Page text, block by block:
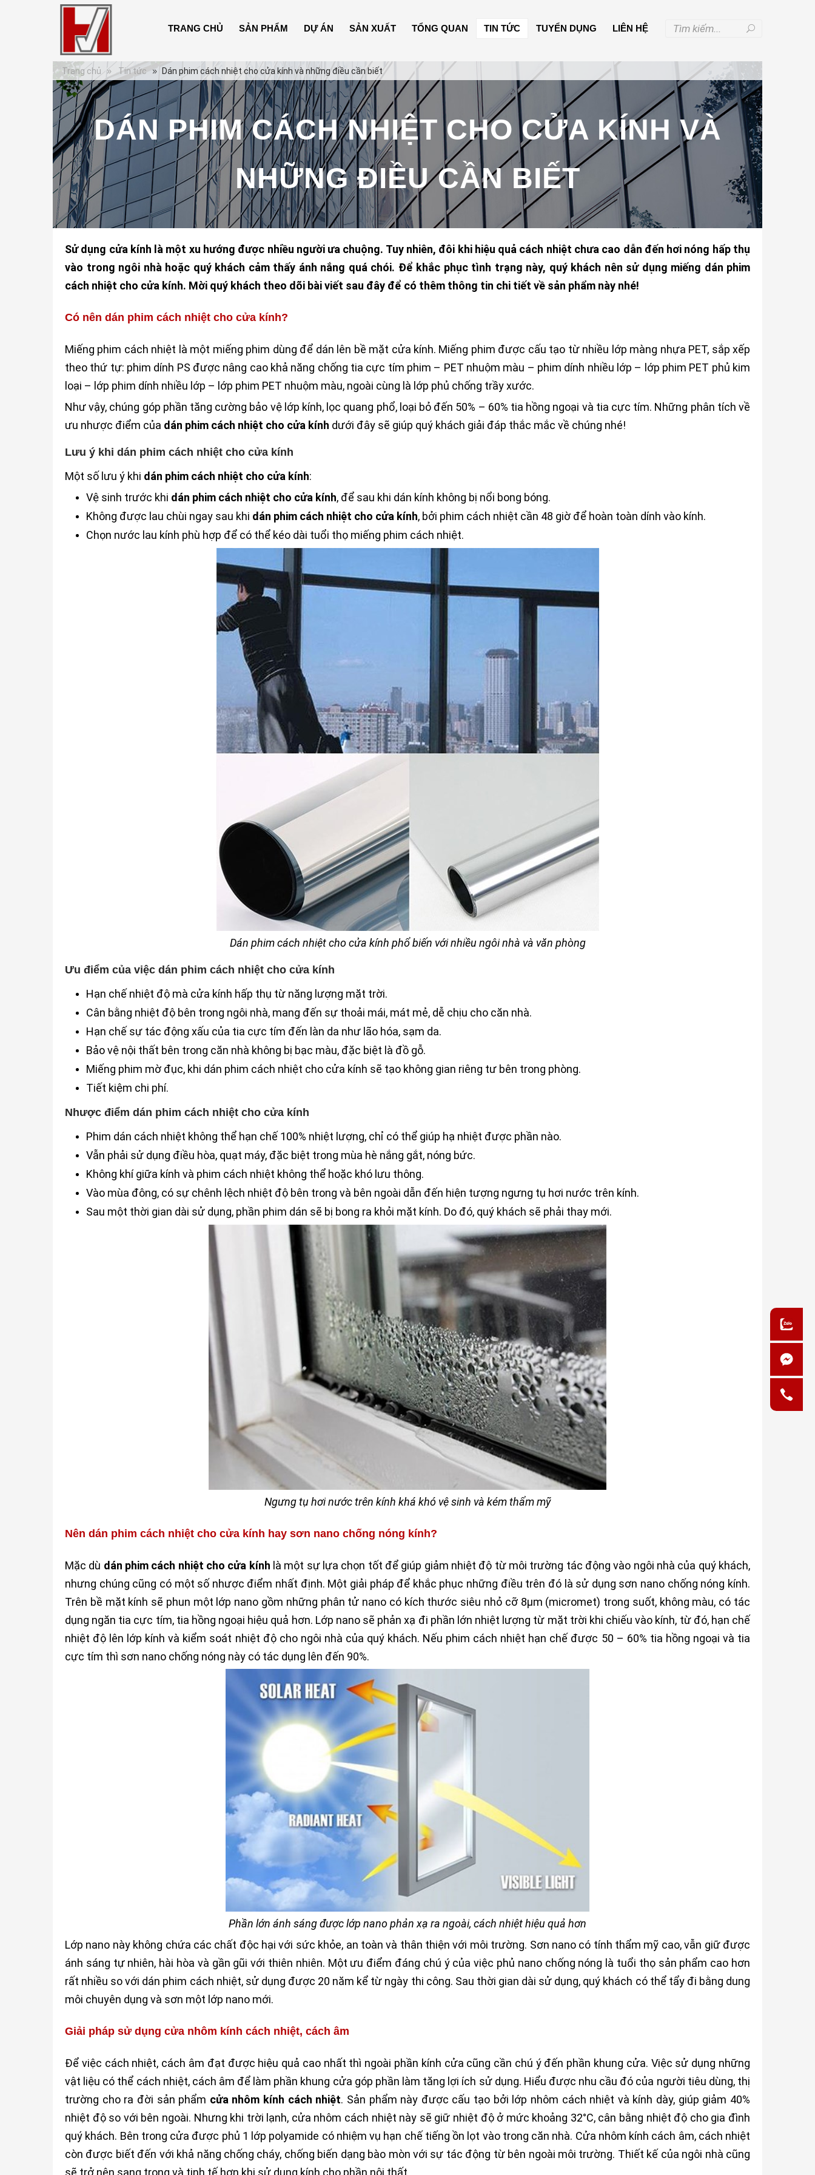
TRANG CHỦ SẢN PHẨM DỰ ÁN SẢN XUẤT TỔNG QUAN TIN TỨC TUYỂN DỤNG LIÊN HỆ
DÁN PHIM CÁCH NHIỆT CHO CỬA KÍNH VÀ
NHỮNG ĐIỀU CẦN BIẾT
Trang chủ Tin tức Dán phim cách nhiệt cho cửa kính và những điều cần biết
Sử dụng cửa kính là một xu hướng được nhiều người ưa chuộng. Tuy nhiên, đôi khi hiệu quả cách nhiệt chưa cao dẫn đến hơi nóng hấp thụ
vào trong ngôi nhà hoặc quý khách cảm thấy ánh nắng quá chói. Để khắc phục tình trạng này, quý khách nên sử dụng miếng dán phim
cách nhiệt cho cửa kính. Mời quý khách theo dõi bài viết sau đây để có thêm thông tin chi tiết về sản phẩm này nhé!
Có nên dán phim cách nhiệt cho cửa kính?
Miếng phim cách nhiệt là một miếng phim dùng để dán lên bề mặt cửa kính. Miếng phim được cấu tạo từ nhiều lớp màng nhựa PET, sắp xếp
theo thứ tự: phim dính PS được nâng cao khả năng chống tia cực tím phim – PET nhuộm màu – phim dính nhiều lớp – lớp phim PET phủ kim
loại – lớp phim dính nhiều lớp – lớp phim PET nhuộm màu, ngoài cùng là lớp phủ chống trầy xước.
Như vậy, chúng góp phần tăng cường bảo vệ lớp kính, lọc quang phổ, loại bỏ đến 50% – 60% tia hồng ngoại và tia cực tím. Những phân tích về
ưu nhược điểm của dán phim cách nhiệt cho cửa kính dưới đây sẽ giúp quý khách giải đáp thắc mắc về chúng nhé!
Lưu ý khi dán phim cách nhiệt cho cửa kính
Một số lưu ý khi dán phim cách nhiệt cho cửa kính:
Vệ sinh trước khi dán phim cách nhiệt cho cửa kính, để sau khi dán kính không bị nổi bong bóng.
Không được lau chùi ngay sau khi dán phim cách nhiệt cho cửa kính, bởi phim cách nhiệt cần 48 giờ để hoàn toàn dính vào kính.
Chọn nước lau kính phù hợp để có thể kéo dài tuổi thọ miếng phim cách nhiệt.
Dán phim cách nhiệt cho cửa kính phổ biến với nhiều ngôi nhà và văn phòng
Ưu điểm của việc dán phim cách nhiệt cho cửa kính
Hạn chế nhiệt độ mà cửa kính hấp thụ từ năng lượng mặt trời.
Cân bằng nhiệt độ bên trong ngôi nhà, mang đến sự thoải mái, mát mẻ, dễ chịu cho căn nhà.
Hạn chế sự tác động xấu của tia cực tím đến làn da như lão hóa, sạm da.
Bảo vệ nội thất bên trong căn nhà không bị bạc màu, đặc biệt là đồ gỗ.
Miếng phim mờ đục, khi dán phim cách nhiệt cho cửa kính sẽ tạo không gian riêng tư bên trong phòng.
Tiết kiệm chi phí.
Nhược điểm dán phim cách nhiệt cho cửa kính
Phim dán cách nhiệt không thể hạn chế 100% nhiệt lượng, chỉ có thể giúp hạ nhiệt được phần nào.
Vẫn phải sử dụng điều hòa, quạt máy, đặc biệt trong mùa hè nắng gắt, nóng bức.
Không khí giữa kính và phim cách nhiệt không thể hoặc khó lưu thông.
Vào mùa đông, có sự chênh lệch nhiệt độ bên trong và bên ngoài dẫn đến hiện tượng ngưng tụ hơi nước trên kính.
Sau một thời gian dài sử dụng, phần phim dán sẽ bị bong ra khỏi mặt kính. Do đó, quý khách sẽ phải thay mới.
Ngưng tụ hơi nước trên kính khá khó vệ sinh và kém thẩm mỹ
Nên dán phim cách nhiệt cho cửa kính hay sơn nano chống nóng kính?
Mặc dù dán phim cách nhiệt cho cửa kính là một sự lựa chọn tốt để giúp giảm nhiệt độ từ môi trường tác động vào ngôi nhà của quý khách,
nhưng chúng cũng có một số nhược điểm nhất định. Một giải pháp để khắc phục những điều trên đó là sử dụng sơn nano chống nóng kính.
Trên bề mặt kính sẽ phun một lớp nano gồm những phân tử nano có kích thước siêu nhỏ cỡ 8µm (micromet) trong suốt, không màu, có tác
dụng ngăn tia cực tím, tia hồng ngoại hiệu quả hơn. Lớp nano sẽ phản xạ đi phần lớn nhiệt lượng từ mặt trời khi chiếu vào kính, từ đó, hạn chế
nhiệt độ lên lớp kính và kiểm soát nhiệt độ cho ngôi nhà của quý khách. Nếu phim cách nhiệt hạn chế được 50 – 60% tia hồng ngoại và tia
cực tím thì sơn nano chống nóng này có tác dụng lên đến 90%.
Phần lớn ánh sáng được lớp nano phản xạ ra ngoài, cách nhiệt hiệu quả hơn
Lớp nano này không chứa các chất độc hại với sức khỏe, an toàn và thân thiện với môi trường. Sơn nano có tính thẩm mỹ cao, vẫn giữ được
ánh sáng tự nhiên, hài hòa và gần gũi với thiên nhiên. Một ưu điểm đáng chú ý của việc phủ nano chống nóng là tuổi thọ sản phẩm cao hơn
rất nhiều so với dán phim cách nhiệt, sử dụng được 20 năm kể từ ngày thi công. Sau thời gian dài sử dụng, quý khách có thể tẩy đi bằng dung
môi chuyên dụng và sơn một lớp nano mới.
Giải pháp sử dụng cửa nhôm kính cách nhiệt, cách âm
Để việc cách nhiệt, cách âm đạt được hiệu quả cao nhất thì ngoài phần kính cửa cũng cần chú ý đến phần khung cửa. Việc sử dụng những
vật liệu có thể cách nhiệt, cách âm để làm phần khung cửa góp phần làm tăng lợi ích sử dụng. Hiểu được nhu cầu đó của người tiêu dùng, thị
trường cho ra đời sản phẩm cửa nhôm kính cách nhiệt. Sản phẩm này được cấu tạo bởi lớp nhôm cách nhiệt và kính dày, giúp giảm 40%
nhiệt độ so với bên ngoài. Nhưng khi trời lạnh, cửa nhôm cách nhiệt này sẽ giữ nhiệt độ ở mức khoảng 32°C, cân bằng nhiệt độ cho gia đình
quý khách. Bên trong cửa được phủ 1 lớp polyamide có nhiệm vụ hạn chế tiếng ồn lọt vào trong căn nhà. Cửa nhôm kính cách âm, cách nhiệt
còn được biết đến với khả năng chống cháy, chống biến dạng bào mòn với sự tác động từ bên ngoài môi trường. Thiết kế của ngôi nhà cũng
sẽ trở nên sang trọng và tinh tế hơn khi sử dụng kính cho phần nội thất.